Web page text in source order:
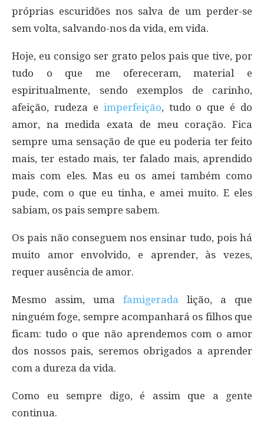
próprias escuridões nos salva de um perder-se
sem volta, salvando-nos da vida, em vida.
Hoje, eu consigo ser grato pelos pais que tive, por
tudo o que me ofereceram, material e
espiritualmente, sendo exemplos de carinho,
afeição, rudeza e imperfeição, tudo o que é do
amor, na medida exata de meu coração. Fica
sempre uma sensação de que eu poderia ter feito
mais, ter estado mais, ter falado mais, aprendido
mais com eles. Mas eu os amei também como
pude, com o que eu tinha, e amei muito. E eles
sabiam, os pais sempre sabem.
Os pais não conseguem nos ensinar tudo, pois há
muito amor envolvido, e aprender, às vezes,
requer ausência de amor.
Mesmo assim, uma famigerada lição, a que
ninguém foge, sempre acompanhará os filhos que
ficam: tudo o que não aprendemos com o amor
dos nossos pais, seremos obrigados a aprender
com a dureza da vida.
Como eu sempre digo, é assim que a gente
continua.